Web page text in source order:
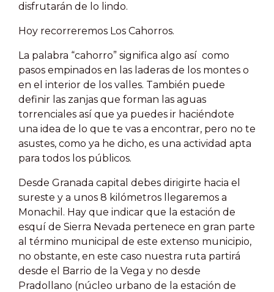
disfrutarán de lo lindo.
Hoy recorreremos Los Cahorros.
La palabra “cahorro” significa algo así como
pasos empinados en las laderas de los montes o
en el interior de los valles. También puede
definir las zanjas que forman las aguas
torrenciales así que ya puedes ir haciéndote
una idea de lo que te vas a encontrar, pero no te
asustes, como ya he dicho, es una actividad apta
para todos los públicos.
Desde Granada capital debes dirigirte hacia el
sureste y a unos 8 kilómetros llegaremos a
Monachil. Hay que indicar que la estación de
esquí de Sierra Nevada pertenece en gran parte
al término municipal de este extenso municipio,
no obstante, en este caso nuestra ruta partirá
desde el Barrio de la Vega y no desde
Pradollano (núcleo urbano de la estación de